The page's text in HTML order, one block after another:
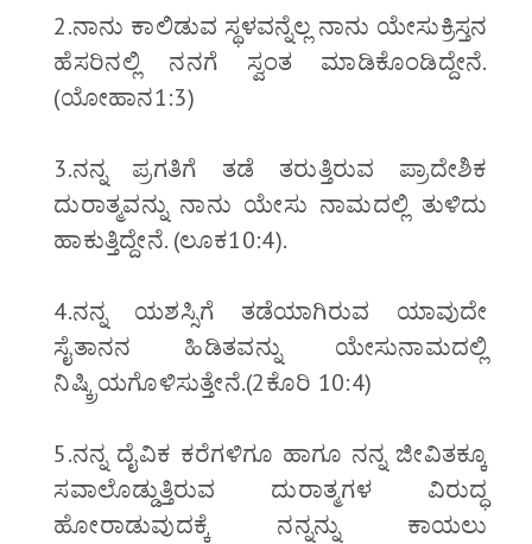
2.ನಾನು ಕಾಲಿಡುವ ಸ್ಥಳವನ್ನೆಲ್ಲ ನಾನು ಯೇಸುಕ್ರಿಸ್ತನ
ಹೆಸರಿನಲ್ಲಿ ನನಗೆ ಸ್ವಂತ ಮಾಡಿಕೊಂಡಿದ್ದೇನೆ.
(ಯೋಹಾನ1:3)
3.ನನ್ನ ಪ್ರಗತಿಗೆ ತಡೆ ತರುತ್ತಿರುವ ಪ್ರಾದೇಶಿಕ
ದುರಾತ್ಮವನ್ನು ನಾನು ಯೇಸು ನಾಮದಲ್ಲಿ ತುಳಿದು
ಹಾಕುತ್ತಿದ್ದೇನೆ. (ಲೂಕ10:4).
4.ನನ್ನ ಯಶಸ್ಸಿಗೆ ತಡೆಯಾಗಿರುವ ಯಾವುದೇ
ಸೈತಾನನ ಹಿಡಿತವನ್ನು ಯೇಸುನಾಮದಲ್ಲಿ
ನಿಷ್ಕ್ರಿಯಗೊಳಿಸುತ್ತೇನೆ.(2ಕೊರಿ 10:4)
5.ನನ್ನ ದೈವಿಕ ಕರೆಗಳಿಗೂ ಹಾಗೂ ನನ್ನ ಜೀವಿತಕ್ಕೂ
ಸವಾಲೊಡ್ಡುತ್ತಿರುವ ದುರಾತ್ಮಗಳ ವಿರುದ್ಧ
ಹೋರಾಡುವುದಕ್ಕೆ ನನ್ನನ್ನು ಕಾಯಲು